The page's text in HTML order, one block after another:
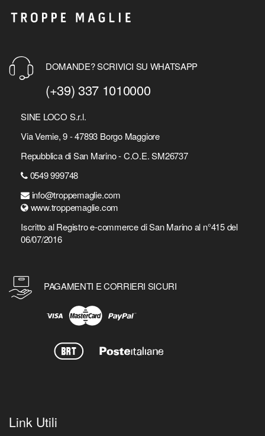
DOMANDE? SCRIVICI SU WHATSAPP
(+39) 337 1010000
SINE LOCO S.r.l.
Via Vernie, 9 - 47893 Borgo Maggiore
Repubblica di San Marino - C.O.E. SM26737
0549 999748
info@troppemaglie.com
www.troppemaglie.com
Iscritto al Registro e-commerce di San Marino al n°415 del
06/07/2016
PAGAMENTI E CORRIERI SICURI
Link Utili